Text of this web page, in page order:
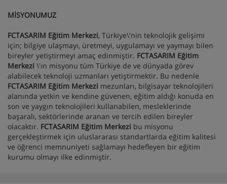
MİSYONUMUZ
FCTASARIM Eğitim Merkezi, Türkiye\'nin teknolojik gelişimi
için; bilgiye ulaşmayı, üretmeyi, uygulamayı ve yaymayı bilen
bireyler yetiştirmeyi amaç edinmiştir. FCTASARIM Eğitim
Merkezi \'ın misyonu tüm Türkiye de ve dünyada görev
alabilecek teknoloji uzmanları yetiştirmektir. Bu nedenle
FCTASARIM Eğitim Merkezi mezunları, bilgisayar teknolojileri
alanında yetkin ve kendine güvenen, eğitim aldığı konuda en
son ve yaygın teknolojileri kullanabilen, mesleklerinde
başaralı, sektörlerinde aranan ve tercih edilen bireyler
olacaktır. FCTASARIM Eğitim Merkezi bu misyonu
gerçekleştirmek için uluslararası standartlarda eğitim kalitesi
ve öğrenci memnuniyeti sağlamayı hedefleyen bir eğitim
kurumu olmayı ilke edinmiştir.